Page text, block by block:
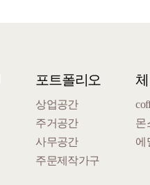
포트폴리오
상업공간
주거공간
사무공간
주문제작가구
몬
에